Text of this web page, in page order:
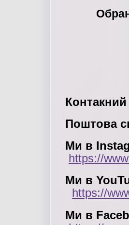
Поштова
Ми в
https://
Ми в
https://
Ми в